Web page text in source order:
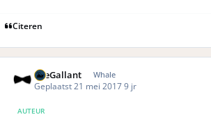
Citeren
TheGallant Whale
Geplaatst 21 mei 20179 jr
AUTEUR